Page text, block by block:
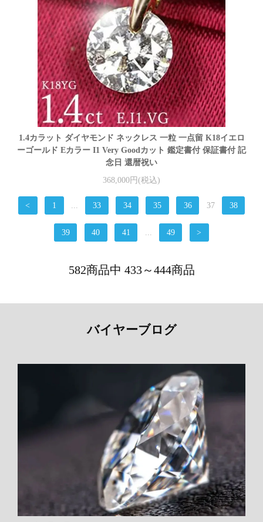
1.4カラット ダイヤモンド ネックレス 一粒 一点留 K18イエロ
ーゴールド Eカラー I1 Very Goodカット 鑑定書付 保証書付 記
念日 還暦祝い
368,000円(税込)
< 1 ... 33 34 35 36 37 38
39 40 41 ... 49 >
582商品中 433～444商品
バイヤーブログ